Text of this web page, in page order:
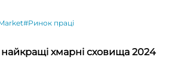
#Ринок праці
найкращі хмарні сховища 2024